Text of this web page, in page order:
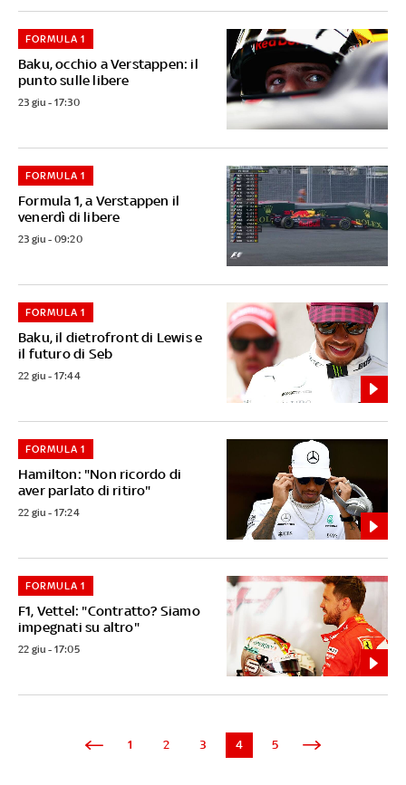
Baku, occhio a Verstappen: il
punto sulle libere
FORMULA 1
23 giu - 17:30
Formula 1, a Verstappen il
venerdì di libere
FORMULA 1
23 giu - 09:20
Baku, il dietrofront di Lewis e
il futuro di Seb
FORMULA 1
22 giu - 17:44
Hamilton: "Non ricordo di
aver parlato di ritiro"
FORMULA 1
22 giu - 17:24
F1, Vettel: "Contratto? Siamo
impegnati su altro"
FORMULA 1
22 giu - 17:05
1 2 3 4 5